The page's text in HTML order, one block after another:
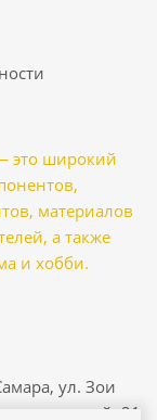
это широкий
материалов
а также
и хобби.
ул. Зои
21